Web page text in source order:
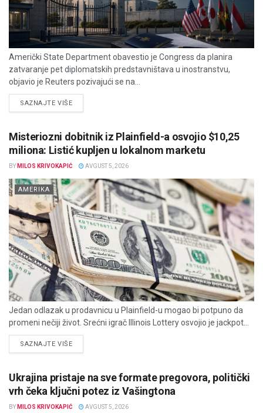
Američki State Department obavestio je Congress da planira
zatvaranje pet diplomatskih predstavništava u inostranstvu,
objavio je Reuters pozivajući se na...
SAZNAJTE VIŠEDETAILS
Misteriozni dobitnik iz Plainfield-a osvojio $10,25
miliona: Listić kupljen u lokalnom marketu
BY MILOS KRIVOKAPIĆ AVGUST 5, 2026
AMERIKA
Jedan odlazak u prodavnicu u Plainfield-u mogao bi potpuno da
promeni nečiji život. Srećni igrač Illinois Lottery osvojio je jackpot...
SAZNAJTE VIŠEDETAILS
Ukrajina pristaje na sve formate pregovora, politički
vrh čeka ključni potez iz Vašingtona
BY MILOS KRIVOKAPIĆ AVGUST 5, 2026